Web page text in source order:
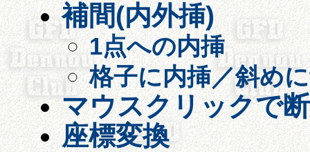
補間(内外挿)
1点への内挿
格子に内挿／斜め
マウスクリックで
座標変換